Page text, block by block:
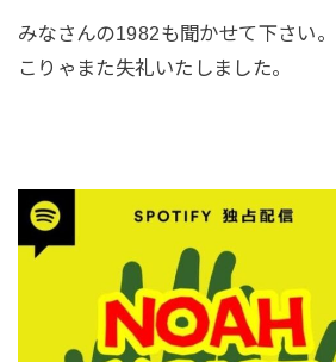
みなさんの1982も聞かせて下さい
こりゃまた失礼いたしました。